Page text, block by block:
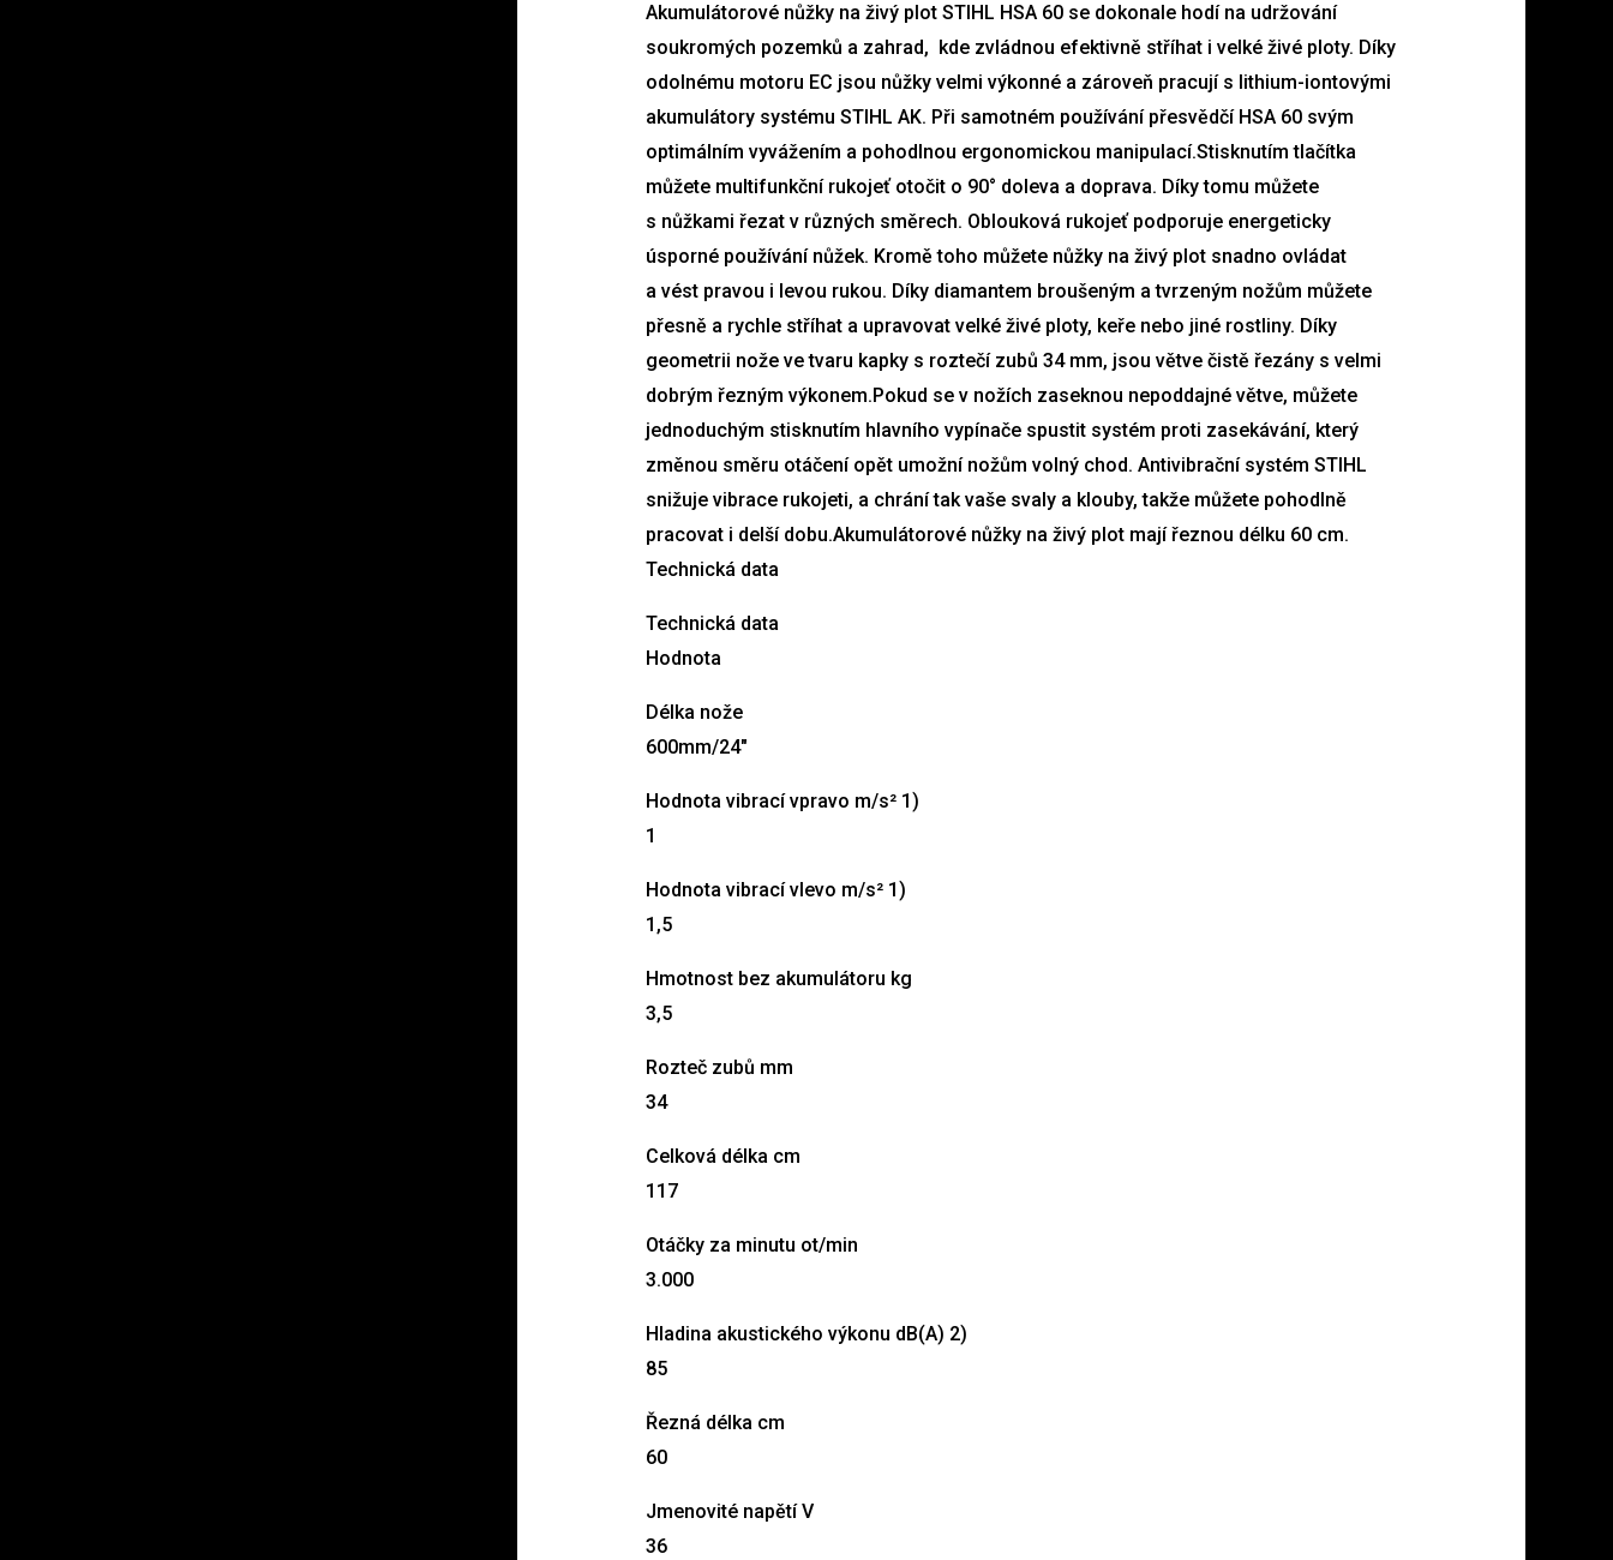
Akumulátorové nůžky na živý plot STIHL HSA 60 se dokonale hodí na udržování
soukromých pozemků a zahrad, kde zvládnou efektivně stříhat i velké živé ploty. Díky
odolnému motoru EC jsou nůžky velmi výkonné a zároveň pracují s lithium-iontovými
akumulátory systému STIHL AK. Při samotném používání přesvědčí HSA 60 svým
optimálním vyvážením a pohodlnou ergonomickou manipulací.Stisknutím tlačítka
můžete multifunkční rukojeť otočit o 90° doleva a doprava. Díky tomu můžete
s nůžkami řezat v různých směrech. Oblouková rukojeť podporuje energeticky
úsporné používání nůžek. Kromě toho můžete nůžky na živý plot snadno ovládat
a vést pravou i levou rukou. Díky diamantem broušeným a tvrzeným nožům můžete
přesně a rychle stříhat a upravovat velké živé ploty, keře nebo jiné rostliny. Díky
geometrii nože ve tvaru kapky s roztečí zubů 34 mm, jsou větve čistě řezány s velmi
dobrým řezným výkonem.Pokud se v nožích zaseknou nepoddajné větve, můžete
jednoduchým stisknutím hlavního vypínače spustit systém proti zasekávání, který
změnou směru otáčení opět umožní nožům volný chod. Antivibrační systém STIHL
snižuje vibrace rukojeti, a chrání tak vaše svaly a klouby, takže můžete pohodlně
pracovat i delší dobu.Akumulátorové nůžky na živý plot mají řeznou délku 60 cm.
Technická data
Technická data
Hodnota
Délka nože
600mm/24″
Hodnota vibrací vpravo m/s² 1)
1
Hodnota vibrací vlevo m/s² 1)
1,5
Hmotnost bez akumulátoru kg
3,5
Rozteč zubů mm
34
Celková délka cm
117
Otáčky za minutu ot/min
3.000
Hladina akustického výkonu dB(A) 2)
85
Řezná délka cm
60
Jmenovité napětí V
36